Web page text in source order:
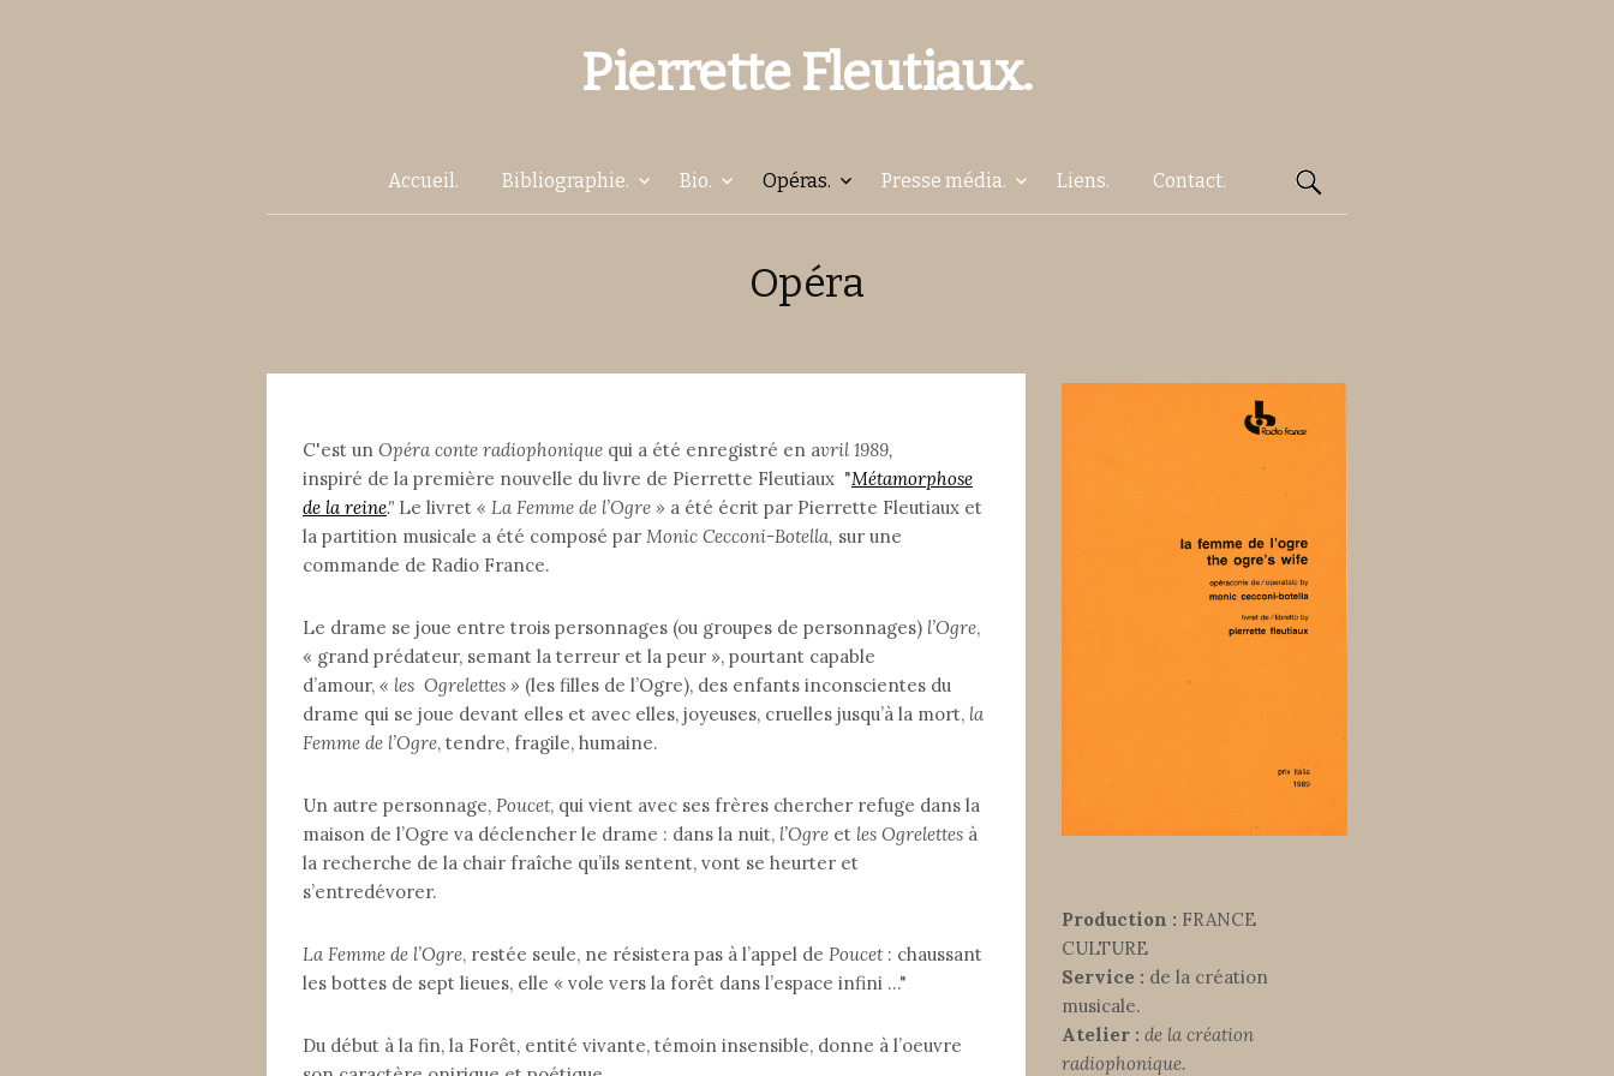
Pierrette Fleutiaux.
Aller
Accueil. Bibliographie. Bio. Opéras. Presse média. Liens. Contact. Rechercher :
Opéra
C'est un Opéra conte radiophonique qui a été enregistré en avril 1989,
inspiré de la première nouvelle du livre de Pierrette Fleutiaux "Métamorphose
de la reine." Le livret « La Femme de l’Ogre » a été écrit par Pierrette Fleutiaux et
la partition musicale a été composé par Monic Cecconi-Botella, sur une
commande de Radio France.
Le drame se joue entre trois personnages (ou groupes de personnages) l’Ogre,
« grand prédateur, semant la terreur et la peur », pourtant capable
d’amour, « les Ogrelettes » (les filles de l’Ogre), des enfants inconscientes du
drame qui se joue devant elles et avec elles, joyeuses, cruelles jusqu’à la mort, la
Femme de l’Ogre, tendre, fragile, humaine.
Un autre personnage, Poucet, qui vient avec ses frères chercher refuge dans la
maison de l’Ogre va déclencher le drame : dans la nuit, l’Ogre et les Ogrelettes à
la recherche de la chair fraîche qu’ils sentent, vont se heurter et
s’entredévorer.
La Femme de l’Ogre, restée seule, ne résistera pas à l’appel de Poucet: chaussant
les bottes de sept lieues, elle « vole vers la forêt dans l’espace infini ..."
Du début à la fin, la Forêt, entité vivante, témoin insensible, donne à l’oeuvre
Production : FRANCE
CULTURE
Service : de la création
musicale.
Atelier : de la création
radiophonique.